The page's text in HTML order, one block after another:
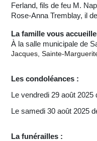
Ferland, fils de feu M.
Rose-Anna Tremblay, il
La famille vous
À la salle municipale de
Jacques, Sainte-
Les condoléances :
Le vendredi 29 août 2025
Le samedi 30 août 2025
La funérailles :